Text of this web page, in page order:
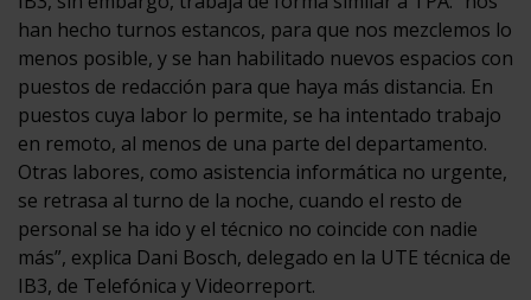
han hecho turnos estancos, para que nos mezclemos lo
menos posible, y se han habilitado nuevos espacios con
puestos de redacción para que haya más distancia. En
puestos cuya labor lo permite, se ha intentado trabajo
en remoto, al menos de una parte del departamento.
Otras labores, como asistencia informática no urgente,
se retrasa al turno de la noche, cuando el resto de
personal se ha ido y el técnico no coincide con nadie
más”, explica Dani Bosch, delegado en la UTE técnica de
IB3, de Telefónica y Videorreport.